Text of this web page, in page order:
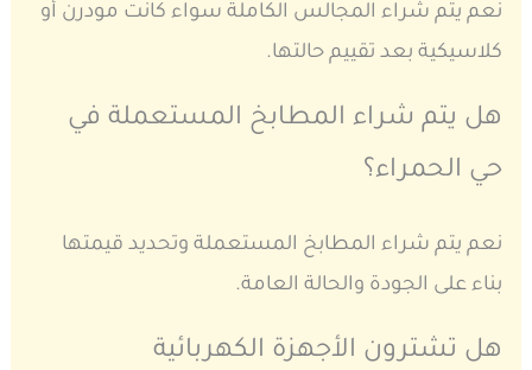
نعم يتم شراء المجالس الكاملة سواء كانت مودرن أو
كلاسيكية بعد تقييم حالتها.
هل يتم شراء المطابخ المستعملة في
حي الحمراء؟
نعم يتم شراء المطابخ المستعملة وتحديد قيمتها
بناء على الجودة والحالة العامة.
هل تشترون الأجهزة الكهربائية